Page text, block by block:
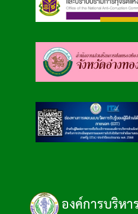
องค์การบริห